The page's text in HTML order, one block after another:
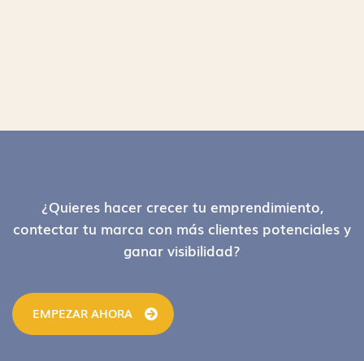
Footer¿Quieres hacer crecer tu emprendimiento,
contectar tu marca con más clientes potenciales y
ganar visibilidad?
EMPEZAR AHORA